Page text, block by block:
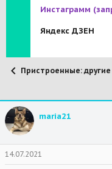
Инстаграмм
Яндекс ДЗЕН
Пристроенные:
maria21
14.07.2021